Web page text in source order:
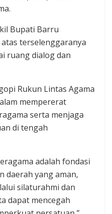
Bupati Barru
terselenggaranya
ruang dialog dan
Rukun Lintas Agama
mempererat
serta menjaga
di tengah
adalah fondasi
daerah yang aman,
silaturahmi dan
dapat mencegah